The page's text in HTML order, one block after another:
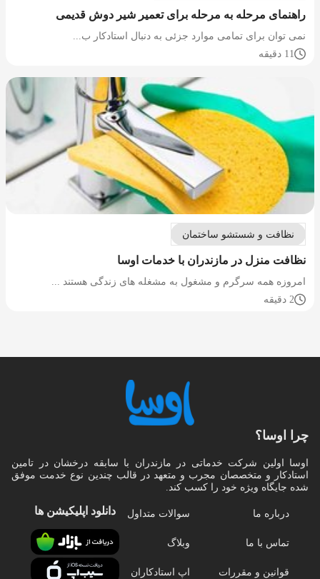
راهنمای مرحله به مرحله برای تعمیر شیر دوش قدیمی
نمی توان برای تمامی موارد جزئی به دنبال استادکار ب...
11 دقیقه
نظافت و شستشو ساختمان
نظافت منزل در مازندران با خدمات اوسا
امروزه همه سرگرم و مشغول به مشغله های زندگی هستند ...
2 دقیقه
چرا اوسا؟
اوسا اولین شرکت خدماتی در مازندران با سابقه درخشان در تامین
استادکار و متخصصان مجرب و متعهد در قالب چندین نوع خدمت موفق
شده جایگاه ویژه خود را کسب کند.
درباره ما سوالات متداول
تماس با ما وبلاگ
قوانین و مقررات اپ استادکاران
دانلود اپلیکیشن‌ ها